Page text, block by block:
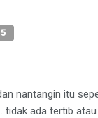
5
nantangin itu
tidak ada tertib